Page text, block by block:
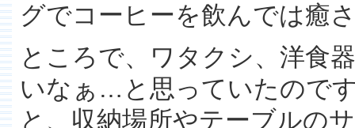
グでコーヒーを飲んでは癒
ところで、ワタクシ、洋食
いなぁ…と思っていたので
と、収納場所やテーブルの